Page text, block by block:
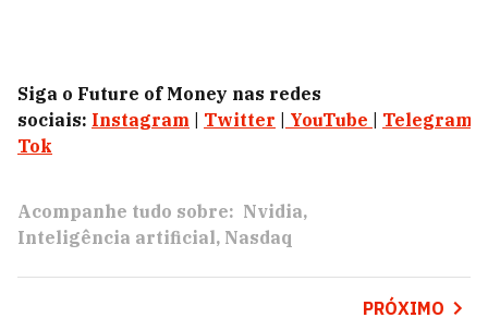
Siga o Future of Money nas redes
sociais: Instagram Twitter YouTube Telegram
Tok
Acompanhe tudo sobre: Nvidia
Inteligência artificial Nasdaq
PRÓXIMO